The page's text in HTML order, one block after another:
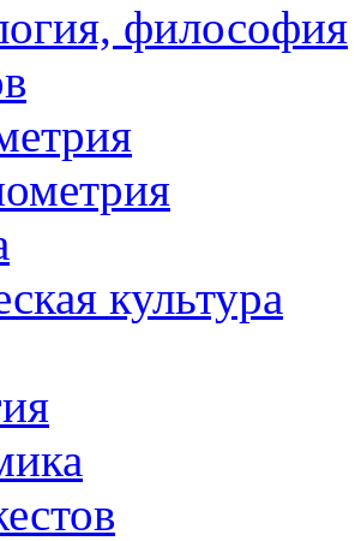
философия
культура